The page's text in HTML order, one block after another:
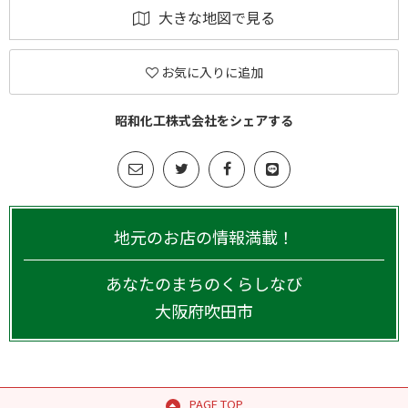
大きな地図で見る
お気に入りに追加
昭和化工株式会社をシェアする
地元のお店の情報満載！
あなたのまちのくらしなび
大阪府吹田市
PAGE TOP